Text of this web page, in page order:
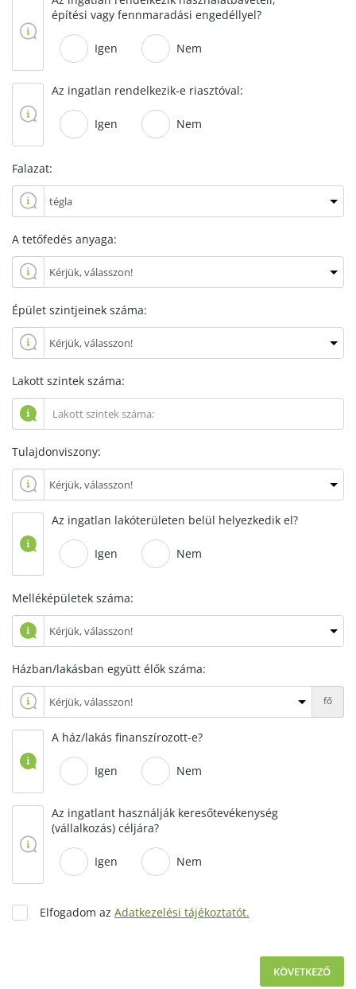
építési vagy fennmaradási engedéllyel?
Igen Nem
Az ingatlan rendelkezik-e riasztóval:
Igen Nem
Falazat:
A tetőfedés anyaga:
Épület szintjeinek száma:
Lakott szintek száma:
Tulajdonviszony:
Az ingatlan lakóterületen belül helyezkedik el?
Igen Nem
Melléképületek száma:
Házban/lakásban együtt élők száma:
fő
A ház/lakás finanszírozott-e?
Igen Nem
Az ingatlant használják keresőtevékenység
(vállalkozás) céljára?
Igen Nem
Elfogadom az Adatkezelési tájékoztatót.
KÖVETKEZŐ